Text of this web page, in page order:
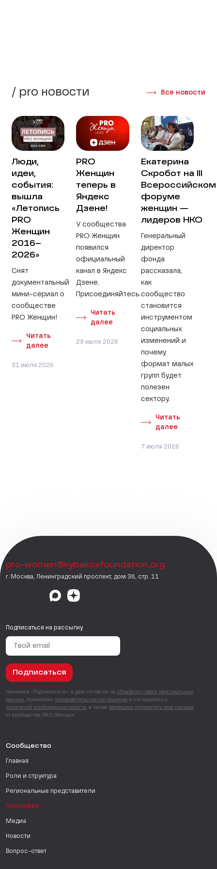
/ pro новости Все новости
Люди,
идеи,
события:
вышла
«Летопись
PRO
Женщин
2016–
2026»
Снят
документальный
мини-сериал о
сообществе
PRO Женщин!
Читать
далее
31 июля 2026
PRO
Женщин
теперь в
Яндекс
Дзене!
У сообщества
PRO Женщин
появился
официальный
канал в Яндекс
Дзене.
Присоединяйтесь.
Читать
далее
29 июля 2026
Екатерина
Скробот на III
Всероссийском
форуме
женщин —
лидеров НКО
Генеральный
директор
фонда
рассказала,
как
сообщество
становится
инструментом
социальных
изменений и
почему
формат малых
групп будет
полезен
сектору.
Читать
далее
7 июля 2026
pro-women@rybakovfoundation.org
г. Москва, Ленинградский проспект, дом 36, стр. 11
Подписаться на рассылку
Подписаться
Нажимая «Подписаться», я даю согласие на обработку своих персональных
данных , принимаю пользовательское соглашение и соглашаюсь с
политикой конфиденциальности , а также разрешаю отправлять мне письма
от сообщества PRO Женщин.
Сообщество
Главная
Роли и структура
Региональные представители
География
Медиа
Новости
Вопрос-ответ